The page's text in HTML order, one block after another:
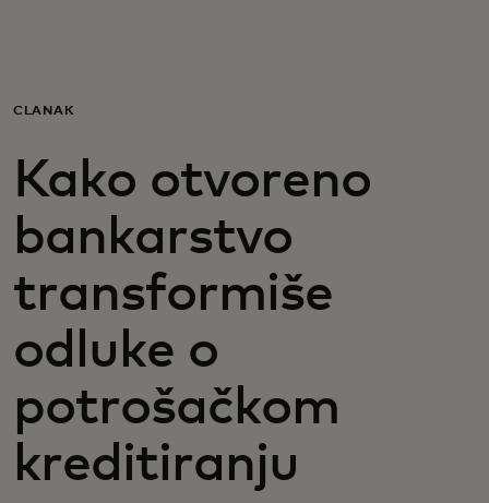
Za biznis
Za svijet
Za inovatore
Novosti i trendovi
ČLANAK
Kako otvoreno
bankarstvo
transformiše
odluke o
potrošačkom
kreditiranju